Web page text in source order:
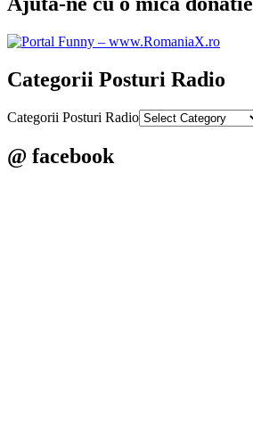
Categorii Posturi Radio
Categorii Posturi Radio
@ facebook